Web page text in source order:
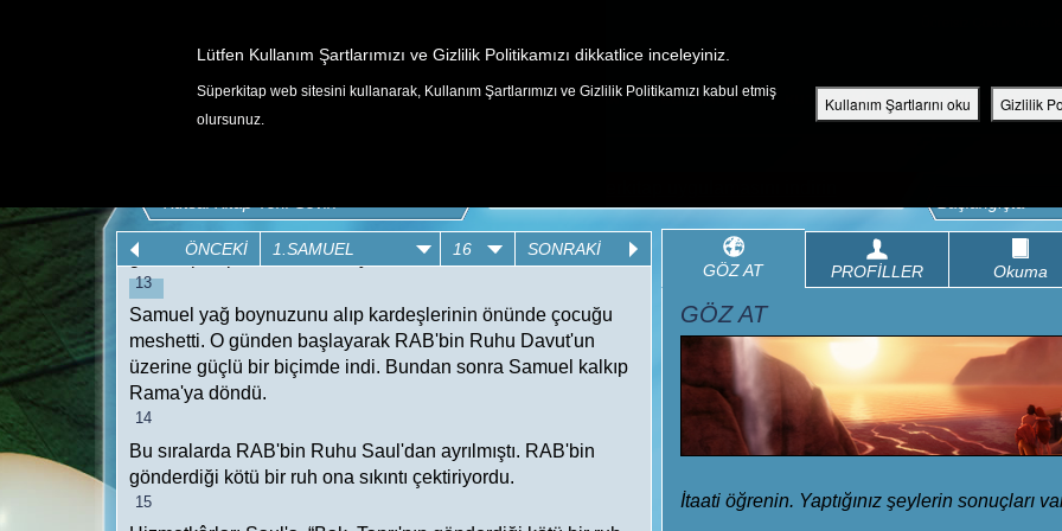
Lütfen Kullanım Şartlarımızı ve Gizlilik Politikamızı dikkatlice inceleyiniz.
Süperkitap web sitesini kullanarak, Kullanım Şartlarımızı ve Gizlilik Politikamızı kabul etmiş
olursunuz.
Kullanım Şartlarını oku Gizlilik
OYUNLAR KEŞFEDIN BÖLÜMLER KUTSAL KITAP VIDEOLAR